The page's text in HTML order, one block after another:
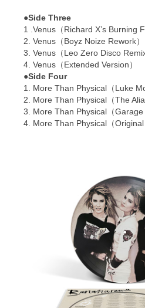
●Side Three
1 .Venus（Richard X’s Burning
2. Venus（Boyz Noize Rework）
3. Venus（Leo Zero Disco Remix
4. Venus（Extended Version）
●Side Four
1. More Than Physical（Luke
2. More Than Physical（The
3. More Than Physical（Garage
4. More Than Physical（Original